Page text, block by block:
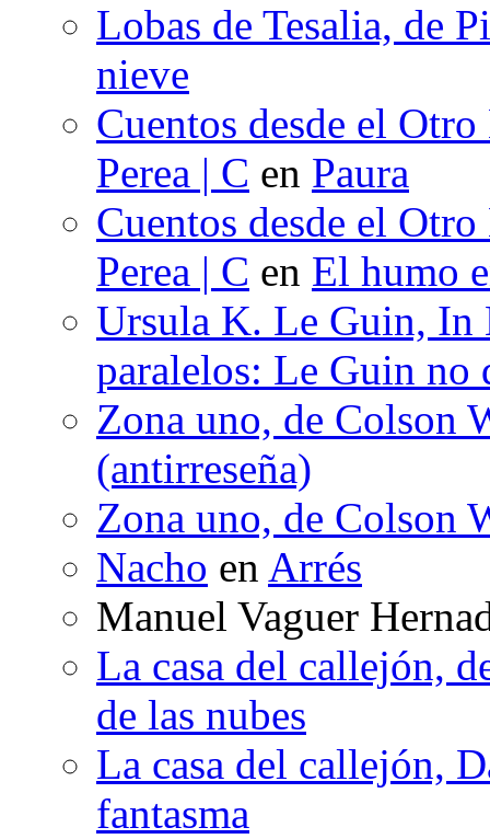
Lobas de Tesalia, de
nieve
Cuentos desde el
Perea | C en Paura
Cuentos desde el
Perea | C en El humo
Ursula K. Le Guin, In
paralelos: Le Guin no
Zona uno, de Colson
(antirreseña)
Zona uno, de Colson
Nacho en Arrés
Manuel Vaguer
La casa del callejón,
de las nubes
La casa del callejón,
fantasma